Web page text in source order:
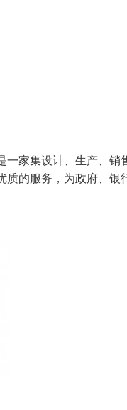
家集设计、生产、
的服务，为政府、